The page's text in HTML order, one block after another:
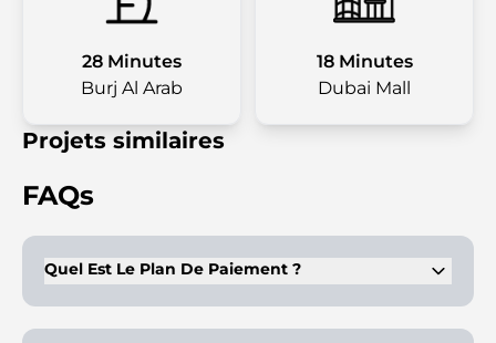
28 Minutes
Burj Al Arab
18 Minutes
Dubai Mall
Projets similaires
FAQs
Quel Est Le Plan De Paiement ?
versements échelonnés et un paiement final à la fin.